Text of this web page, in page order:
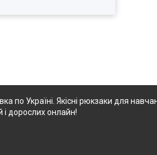
по Україні. Якісні рюкзаки для
і дорослих онлайн!